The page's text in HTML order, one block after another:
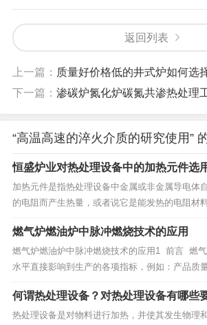
返回列表
上一篇： 质量好价格低的井式炉如何选
下一篇： 渗碳炉氮化炉碳氮共渗热处理
“高温高速的淬火介质的研究使用”
恒盛炉业对热处理设备中的加热元件选
加热元件是指热处理设备中金属或非金属导电体
的电阻而产生热量，或者说它是能发热的电阻材
棒、电阻丝、电阻带等。电热材料主要用于制造
它作为电阻体接在电路中，把电能转变为热能，
备中恒盛炉业对电加热元件的建议是：1） 具...
燃气炉燃油炉中脉冲燃烧技术的应用
燃气炉燃油炉中脉冲燃烧技术的应用1 前言 燃
水平直接影响到生产的各项指标，例如：产品质
国内的工业炉一般都采用连续燃烧控制的形式，
空气流量的大小来使炉内的温度、燃烧气氛达到
续燃烧控制的方式...
何谓热处理设备？对热处理设备有哪些
热处理设备是对物料进行加热，并使其发生物理